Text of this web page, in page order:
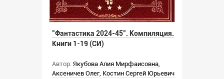
"Фантастика 2024-45". Компиляция.
Книги 1-19 (СИ)
Автор: Якубова Алия Мирфаисовна,
Аксеничев Олег, Костин Сергей Юрьевич